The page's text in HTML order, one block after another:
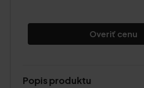
Overiť cenu
Popis produktu